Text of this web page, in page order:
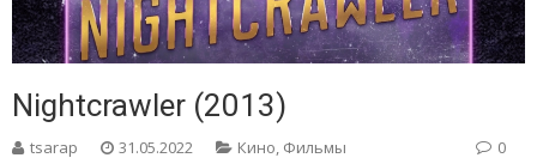
Nightcrawler (2013)
tsarap 31.05.2022 Кино, Фильмы 0